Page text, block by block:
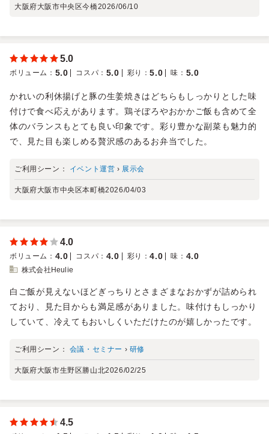
大阪府大阪市中央区今橋2026/06/10
5.0
ボリューム ： 5.0 コスパ ： 5.0 彩り ：5.0 味 ： 5.0
かれいの利休揚げと豚の生姜焼きはどちらもしっかりとした味
付けで食べ応えがあります。鶏そぼろやおかかご飯も含めて全
体のバランスもとても良い印象です。彩り豊かな副菜も魅力的
で、見た目も楽しめる贅沢感のあるお弁当でした。
ご利用シーン： イベント運営 › 展示会
大阪府大阪市中央区本町橋2026/04/03
4.0
ボリューム ： 4.0 コスパ ： 4.0 彩り ：4.0 味 ： 4.0
株式会社Heulie
白ご飯が見えないほどぎっちりとさまざまなおかずが詰められ
ており、見た目からも満足感がありました。味付けもしっかり
していて、冷えてもおいしくいただけたのが嬉しかったです。
ご利用シーン： 会議・セミナー › 研修
大阪府大阪市生野区勝山北2026/02/25
4.5